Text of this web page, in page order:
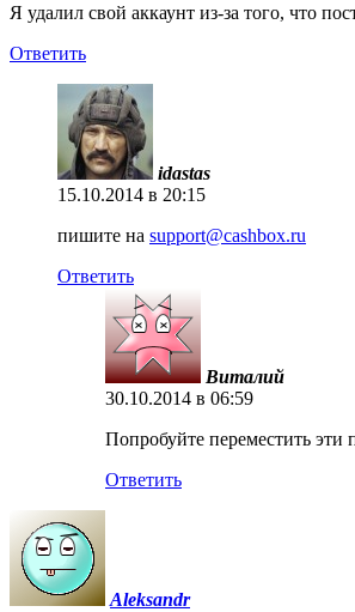
Я удалил свой аккаунт из-за того, что
Ответить
idastas
15.10.2014 в 20:15
пишите на support@cashbox.ru
Ответить
Виталий
30.10.2014 в 06:59
Попробуйте переместить эти
Ответить
Aleksandr